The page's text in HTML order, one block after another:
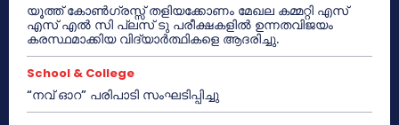
യൂത്ത് കോൺഗ്രസ്സ് തളിയക്കോണം മേഖല കമ്മറ്റി എസ്
എസ് എൽ സി പ്ലസ് ടു പരീക്ഷകളിൽ ഉന്നതവിജയം
കരസ്ഥമാക്കിയ വിദ്യാർത്ഥികളെ ആദരിച്ചു.
School & College
“നവ് ഓറ” പരിപാടി സംഘടിപ്പിച്ചു